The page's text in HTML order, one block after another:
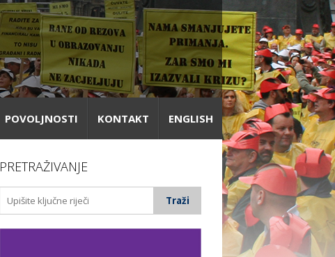
POVOLJNOSTI KONTAKT ENGLISH
PRETRAŽIVANJE